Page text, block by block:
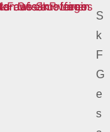
S
k
F
G
e
s